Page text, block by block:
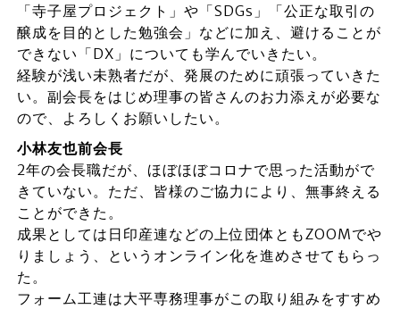
「寺子屋プロジェクト」や「SDGs」「公正な取引の
醸成を目的とした勉強会」などに加え、避けることが
できない「DX」についても学んでいきたい。
経験が浅い未熟者だが、発展のために頑張っていきた
い。副会長をはじめ理事の皆さんのお力添えが必要な
ので、よろしくお願いしたい。
小林友也前会長
2年の会長職だが、ほぼほぼコロナで思った活動がで
きていない。ただ、皆様のご協力により、無事終える
ことができた。
成果としては日印産連などの上位団体ともZOOMでや
りましょう、というオンライン化を進めさせてもらっ
た。
フォーム工連は大平専務理事がこの取り組みをすすめ